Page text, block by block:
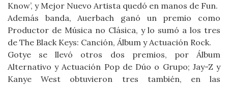
Know’, y Mejor Nuevo Artista quedó en manos de Fun.
Además banda, Auerbach ganó un premio como
Productor de Música no Clásica, y lo sumó a los tres
de The Black Keys: Canción, Álbum y Actuación Rock.
Gotye se llevó otros dos premios, por Álbum
Alternativo y Actuación Pop de Dúo o Grupo; Jay-Z y
Kanye West obtuvieron tres también, en las